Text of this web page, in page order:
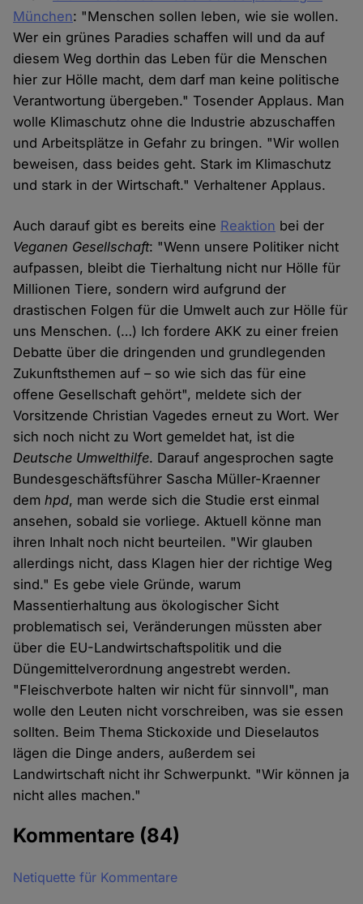
München: "Menschen sollen leben, wie sie wollen.
Wer ein grünes Paradies schaffen will und da auf
diesem Weg dorthin das Leben für die Menschen
hier zur Hölle macht, dem darf man keine politische
Verantwortung übergeben." Tosender Applaus. Man
wolle Klimaschutz ohne die Industrie abzuschaffen
und Arbeitsplätze in Gefahr zu bringen. "Wir wollen
beweisen, dass beides geht. Stark im Klimaschutz
und stark in der Wirtschaft." Verhaltener Applaus.
Auch darauf gibt es bereits eine Reaktion bei der
Veganen Gesellschaft: "Wenn unsere Politiker nicht
aufpassen, bleibt die Tierhaltung nicht nur Hölle für
Millionen Tiere, sondern wird aufgrund der
drastischen Folgen für die Umwelt auch zur Hölle für
uns Menschen. (…) Ich fordere AKK zu einer freien
Debatte über die dringenden und grundlegenden
Zukunftsthemen auf – so wie sich das für eine
offene Gesellschaft gehört", meldete sich der
Vorsitzende Christian Vagedes erneut zu Wort. Wer
sich noch nicht zu Wort gemeldet hat, ist die
Deutsche Umwelthilfe. Darauf angesprochen sagte
Bundesgeschäftsführer Sascha Müller-Kraenner
demhpd, man werde sich die Studie erst einmal
ansehen, sobald sie vorliege. Aktuell könne man
ihren Inhalt noch nicht beurteilen. "Wir glauben
allerdings nicht, dass Klagen hier der richtige Weg
sind." Es gebe viele Gründe, warum
Massentierhaltung aus ökologischer Sicht
problematisch sei, Veränderungen müssten aber
über die EU-Landwirtschaftspolitik und die
Düngemittelverordnung angestrebt werden.
"Fleischverbote halten wir nicht für sinnvoll", man
wolle den Leuten nicht vorschreiben, was sie essen
sollten. Beim Thema Stickoxide und Dieselautos
lägen die Dinge anders, außerdem sei
Landwirtschaft nicht ihr Schwerpunkt. "Wir können ja
nicht alles machen."
Kommentare (84)
Netiquette für Kommentare